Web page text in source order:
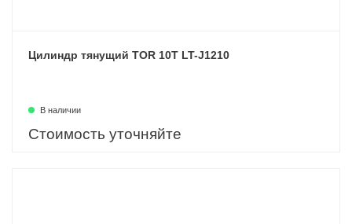
Цилиндр тянущий TOR 10T LT-J1210
В наличии
Стоимость уточняйте